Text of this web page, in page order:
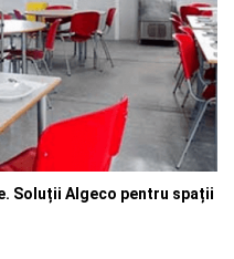
Soluții Algeco pentru spații